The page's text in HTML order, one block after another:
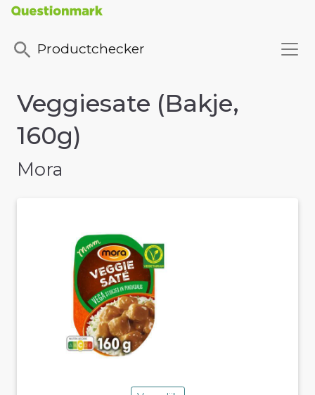
Productchecker
Veggiesate (Bakje,
160g)
Mora